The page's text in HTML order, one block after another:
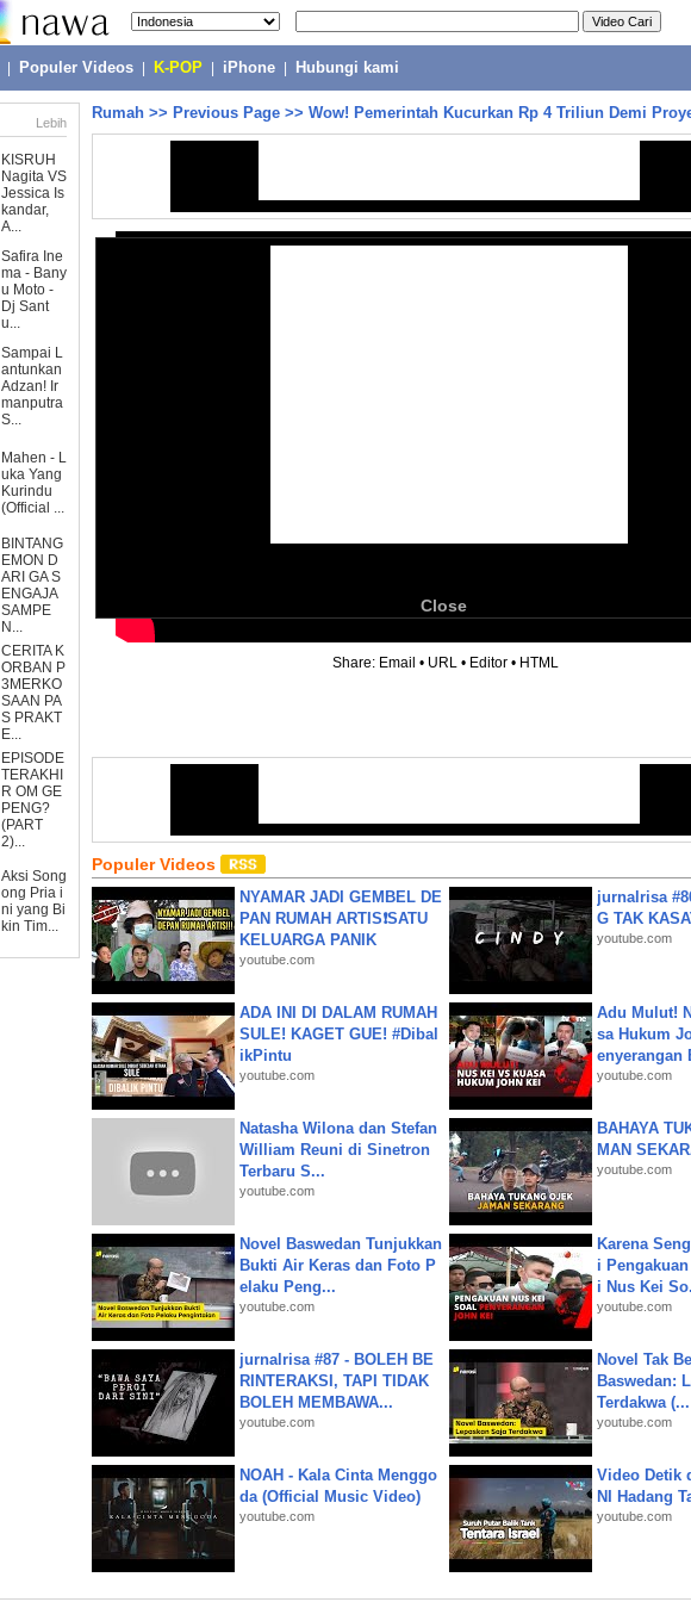
Populer Videos K-POP iPhone Hubungi kami
Lebih
KISRUH
Nagita VS
Jessica Is
kandar,
A...
Safira Ine
ma - Bany
u Moto -
Dj Sant
u...
Sampai L
antunkan
Adzan! Ir
manputra
S...
Mahen - L
uka Yang
Kurindu
(Official ...
BINTANG
EMON D
ARI GA S
ENGAJA
SAMPE
N...
CERITA K
ORBAN P
3MERKO
SAAN PA
S PRAKT
E...
EPISODE
TERAKHI
R OM GE
PENG?
(PART
2)...
Aksi Song
ong Pria i
ni yang Bi
kin Tim...
Rumah >> Previous Page >> Wow! Pemerintah Kucurkan Rp 4 Triliun Demi
Close
Share: Email • URL • Editor • HTML
Populer Videos
NYAMAR JADI GEMBEL DE
PAN RUMAH ARTIS❗SATU
KELUARGA PANIK
youtube.com
jurnalrisa
G TAK
youtube.com
ADA INI DI DALAM RUMAH
SULE! KAGET GUE! #Dibal
ikPintu
youtube.com
Adu Mulut!
sa Hukum
enyerangan
youtube.com
Natasha Wilona dan Stefan
William Reuni di Sinetron
Terbaru S...
youtube.com
BAHAYA
MAN
youtube.com
Novel Baswedan Tunjukkan
Bukti Air Keras dan Foto P
elaku Peng...
youtube.com
Karena
i
i Nus Kei
youtube.com
jurnalrisa #87 - BOLEH BE
RINTERAKSI, TAPI TIDAK
BOLEH MEMBAWA...
youtube.com
Novel Tak
Baswedan:
Terdakwa (...
youtube.com
NOAH - Kala Cinta Menggo
da (Official Music Video)
youtube.com
Video Detik
NI Hadang
youtube.com